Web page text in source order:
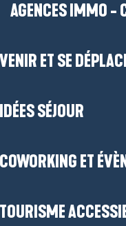
AGENCES IMMO -
VENIR ET SE
IDÉES SÉJOUR
COWORKING ET
TOURISME